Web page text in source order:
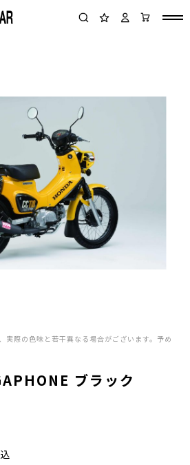
際の色味と若干異なる場合がございます。予め
ブラック